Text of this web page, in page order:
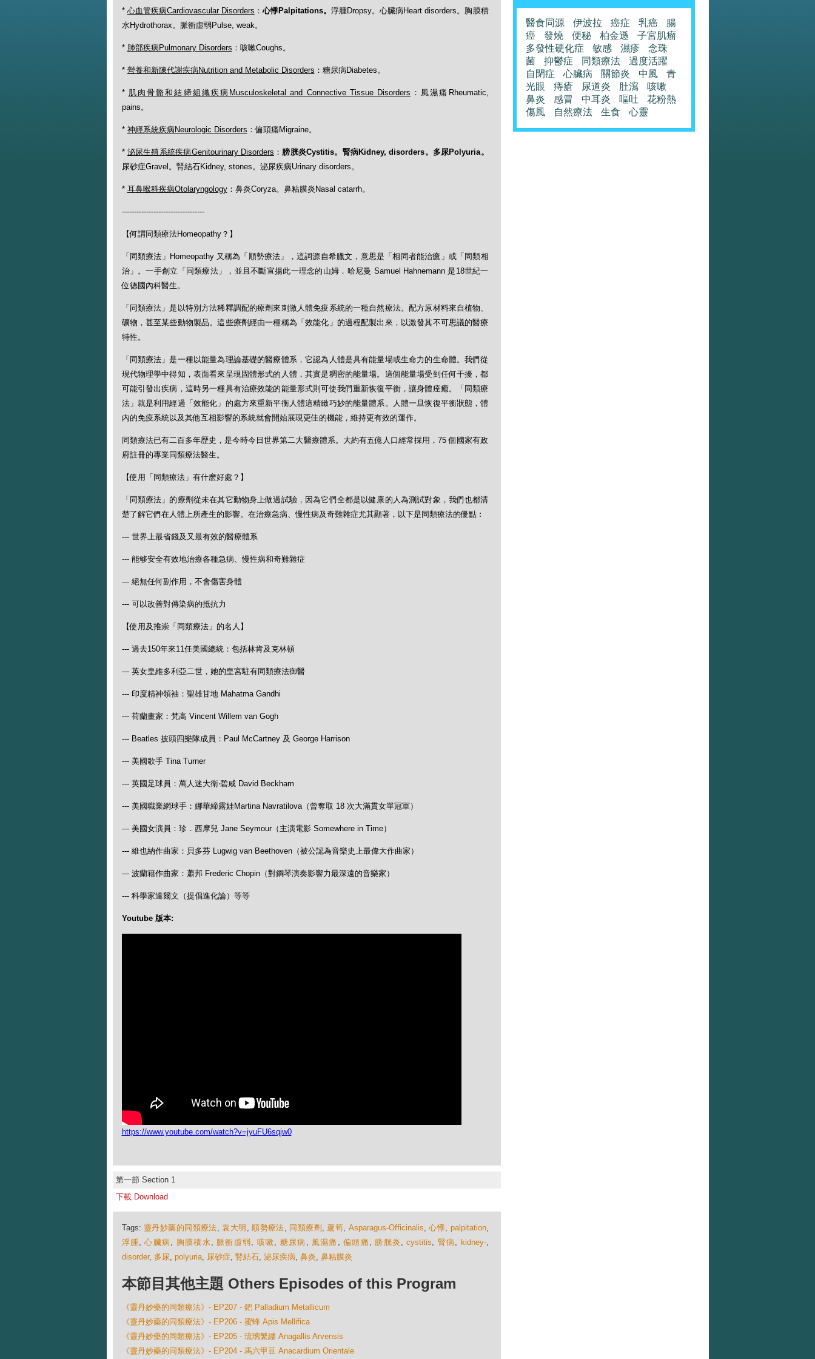
* 心血管疾病Cardiovascular Disorders ：心悸Palpitations。浮腫Dropsy。心臟病Heart disorders。胸膜積
水Hydrothorax。脈衝虛弱Pulse, weak。
* 肺部疾病Pulmonary Disorders ：咳嗽Coughs。
* 營養和新陳代謝疾病Nutrition and Metabolic Disorders ：糖尿病Diabetes。
* 肌肉骨骼和結締組織疾病Musculoskeletal and Connective Tissue Disorders ：風濕痛Rheumatic,
pains。
* 神經系統疾病Neurologic Disorders ：偏頭痛Migraine。
* 泌尿生殖系統疾病Genitourinary Disorders ： 膀胱炎Cystitis。腎病Kidney, disorders。多尿Polyuria。
尿砂症Gravel。腎結石Kidney, stones。泌尿疾病Urinary disorders。
* 耳鼻喉科疾病Otolaryngology：鼻炎Coryza。鼻粘膜炎Nasal catarrh。
----------------------------------
【何謂同類療法Homeopathy？】
「同類療法」Homeopathy 又稱為「順勢療法」，這詞源自希臘文，意思是「相同者能治癒」或「同類相
治」。一手創立「同類療法」，並且不斷宣揚此一理念的山姆．哈尼曼 Samuel Hahnemann 是18世紀一
位德國內科醫生。
「同類療法」是以特別方法稀釋調配的療劑來刺激人體免疫系統的一種自然療法。配方原材料來自植物、
礦物，甚至某些動物製品。這些療劑經由一種稱為「效能化」的過程配製出來，以激發其不可思議的醫療
特性。
「同類療法」是一種以能量為理論基礎的醫療體系，它認為人體是具有能量場或生命力的生命體。我們從
現代物理學中得知，表面看來呈現固體形式的人體，其實是稠密的能量場。這個能量場受到任何干擾，都
可能引發出疾病，這時另一種具有治療效能的能量形式則可使我們重新恢復平衡，讓身體痊癒。「同類療
法」就是利用經過「效能化」的處方來重新平衡人體這精緻巧妙的能量體系。人體一旦恢復平衡狀態，體
內的免疫系統以及其他互相影響的系統就會開始展現更佳的機能，維持更有效的運作。
同類療法已有二百多年歴史，是今時今日世界第二大醫療體系。大約有五億人口經常採用，75 個國家有政
府註冊的專業同類療法醫生。
【使用「同類療法」有什麽好處？】
「同類療法」的療劑從未在其它動物身上做過試驗，因為它們全都是以健康的人為測試對象，我們也都清
楚了解它們在人體上所產生的影響。在治療急病、慢性病及奇難雜症尤其顯著，以下是同類療法的優點︰
--- 世界上最省錢及又最有效的醫療體系
--- 能够安全有效地治療各種急病、慢性病和奇難雜症
--- 絕無任何副作用，不會傷害身體
--- 可以改善對傳染病的抵抗力
【使用及推崇「同類療法」的名人】
--- 過去150年來11任美國總統：包括林肯及克林頓
--- 英女皇維多利亞二世，她的皇宮駐有同類療法御醫
--- 印度精神領袖：聖雄甘地 Mahatma Gandhi
--- 荷蘭畫家：梵高 Vincent Willem van Gogh
--- Beatles 披頭四樂隊成員：Paul McCartney 及 George Harrison
--- 美國歌手 Tina Turner
--- 英國足球員：萬人迷大衛‧碧咸 David Beckham
--- 美國職業網球手：娜華締露娃Martina Navratilova（曾奪取 18 次大滿貫女單冠軍）
--- 美國女演員：珍．西摩兒 Jane Seymour（主演電影 Somewhere in Time）
--- 維也納作曲家：貝多芬 Lugwig van Beethoven（被公認為音樂史上最偉大作曲家）
--- 波蘭籍作曲家：蕭邦 Frederic Chopin（對鋼琴演奏影響力最深遠的音樂家）
--- 科學家達爾文（提倡進化論）等等
Youtube 版本:
https://www.youtube.com/watch?v=jyuFU6sqjw0
第一節 Section 1
下載 Download
Tags: 靈丹妙藥的同類療法,袁大明 , 順勢療法, 同類療劑 , 蘆筍, Asparagus-Officinalis,心悸, palpitation,
浮腫,心臟病 , 胸膜積水, 脈衝虛弱, 咳嗽 , 糖尿病 , 風濕痛 ,偏頭痛 , 膀胱炎 ,cystitis, 腎病 , kidney-,
disorder, 多尿, polyuria, 尿砂症, 腎結石, 泌尿疾病, 鼻炎, 鼻粘膜炎
本節目其他主題 Others Episodes of this Program
《靈丹妙藥的同類療法》- EP207 - 鈀 Palladium Metallicum
《靈丹妙藥的同類療法》- EP206 - 蜜蜂 Apis Mellifica
《靈丹妙藥的同類療法》- EP205 - 琉璃繁縷 Anagallis Arvensis
《靈丹妙藥的同類療法》- EP204 - 馬六甲豆 Anacardium Orientale
醫食同源 伊波拉 癌症 乳癌
腸
癌
發燒 便秘 柏金遜
子宮肌瘤
多發性硬化症
敏感 濕疹
念珠
菌
抑鬱症 同類療法
過度活躍
自閉症
心臟病 關節炎 中風
青
光眼
痔瘡 尿道炎 肚瀉
咳嗽
鼻炎
感冒 中耳炎 嘔吐
花粉熱
傷風
自然療法 生食 心靈